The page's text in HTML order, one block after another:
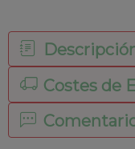
Costes de